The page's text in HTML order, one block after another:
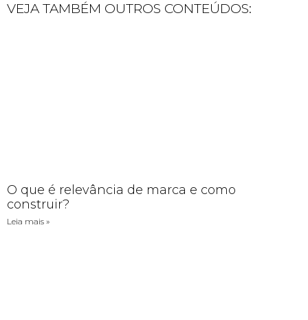
VEJA TAMBÉM OUTROS CONTEÚDOS:
O que é relevância de marca e como
construir?
Leia mais »